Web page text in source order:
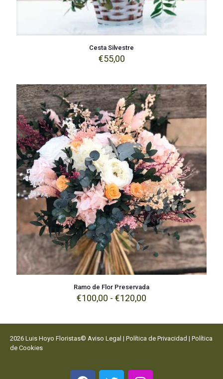
Cesta Silvestre
€55,00
Ramo de Flor Preservada
€100,00 - €120,00
2026 Luis Hoyo Floristas© Aviso Legal | Política de Privacidad | Política
de Cookies